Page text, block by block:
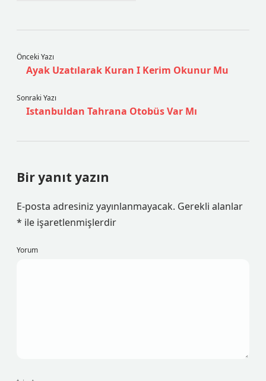
Önceki Yazı
Ayak Uzatılarak Kuran I Kerim Okunur Mu
Sonraki Yazı
Istanbuldan Tahrana Otobüs Var Mı
Bir yanıt yazın
E-posta adresiniz yayınlanmayacak. Gerekli alanlar
* ile işaretlenmişlerdir
Yorum